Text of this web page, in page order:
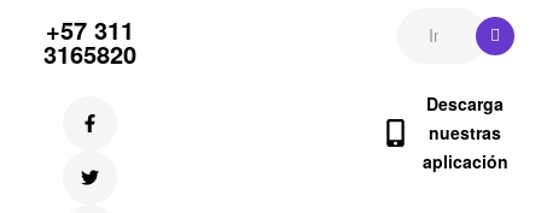
+57 311
3165820
Descarga
nuestras
aplicación